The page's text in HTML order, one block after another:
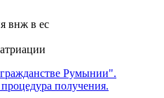
внж в ес
Румынии".
получения.